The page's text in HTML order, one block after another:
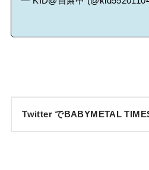
Twitter でBABYMETAL